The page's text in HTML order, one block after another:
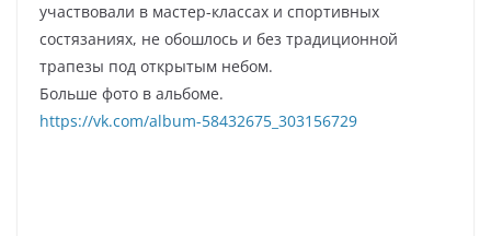
участвовали в мастер-классах и спортивных
состязаниях, не обошлось и без традиционной
трапезы под открытым небом.
Больше фото в альбоме.
https://vk.com/album-58432675_303156729